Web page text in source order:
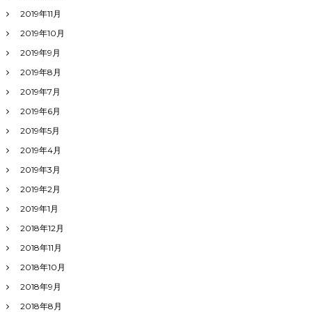
2019年11月
2019年10月
2019年9月
2019年8月
2019年7月
2019年6月
2019年5月
2019年4月
2019年3月
2019年2月
2019年1月
2018年12月
2018年11月
2018年10月
2018年9月
2018年8月